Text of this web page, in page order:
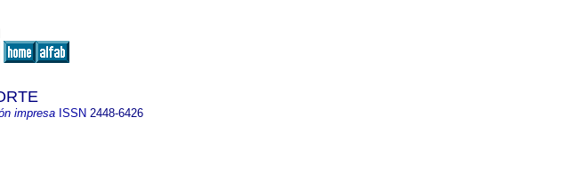
impresaISSN 2448-6426